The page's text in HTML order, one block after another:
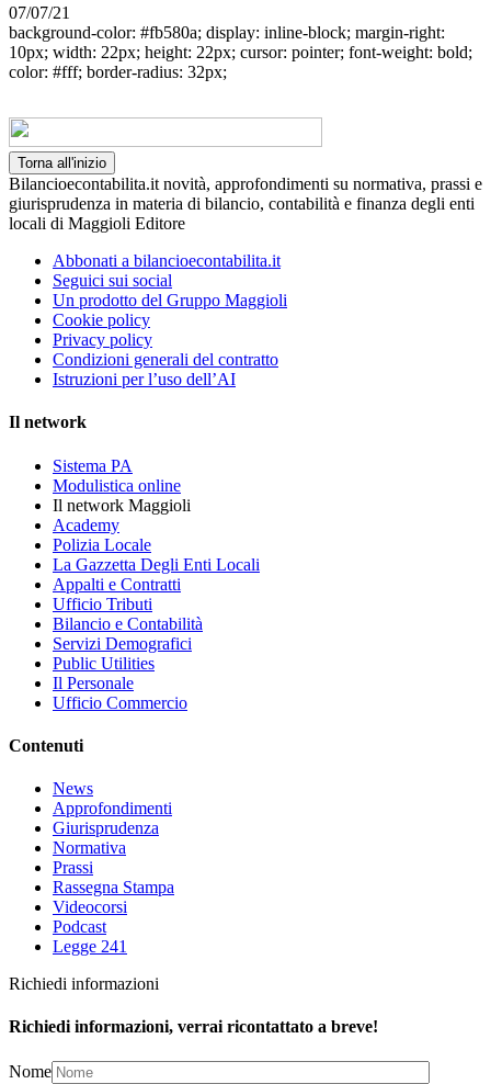
07/07/21
background-color: #fb580a; display: inline-block; margin-right:
10px; width: 22px; height: 22px; cursor: pointer; font-weight: bold;
color: #fff; border-radius: 32px;
Torna all'inizio
Bilancioecontabilita.it novità, approfondimenti su normativa, prassi e
giurisprudenza in materia di bilancio, contabilità e finanza degli enti
locali di Maggioli Editore
Abbonati a bilancioecontabilita.it
Seguici sui social
Un prodotto del Gruppo Maggioli
Cookie policy
Privacy policy
Condizioni generali del contratto
Istruzioni per l’uso dell’AI
Il network
Sistema PA
Modulistica online
Il network Maggioli
Academy
Polizia Locale
La Gazzetta Degli Enti Locali
Appalti e Contratti
Ufficio Tributi
Bilancio e Contabilità
Servizi Demografici
Public Utilities
Il Personale
Ufficio Commercio
Contenuti
News
Approfondimenti
Giurisprudenza
Normativa
Prassi
Rassegna Stampa
Videocorsi
Podcast
Legge 241
Richiedi informazioni
Richiedi informazioni, verrai ricontattato a breve!
Nome